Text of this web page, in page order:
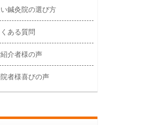
鍼灸院の選び方
ある質問
介者様の声
者様喜びの声